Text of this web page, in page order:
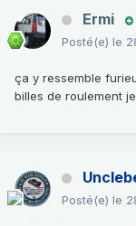
Ermi
Posté(e) le
ça y ressemble
billes de roulement
Posté(e) le